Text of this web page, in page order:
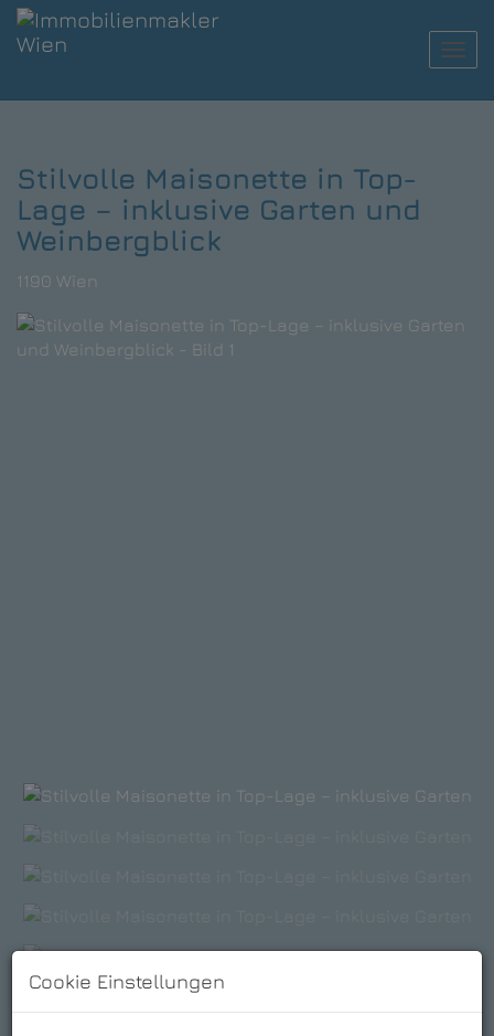
Stilvolle Maisonette in Top-
Lage – inklusive Garten und
Weinbergblick
1190 Wien
Cookie Einstellungen